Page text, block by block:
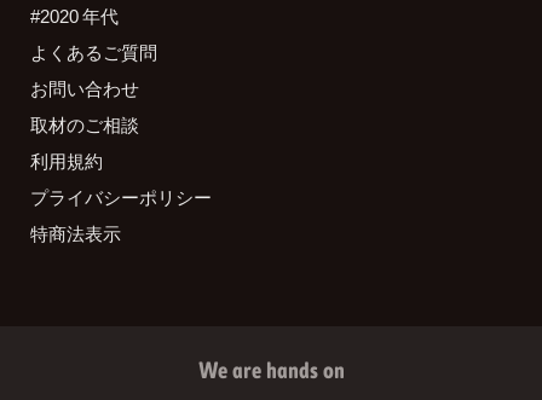
#2020 年代
よくあるご質問
お問い合わせ
取材のご相談
利用規約
プライバシーポリシー
特商法表示
We are hands on